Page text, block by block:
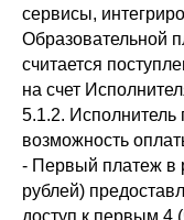
сервисы,
Образовательной
считается
на счет
5.1.2. Исполнитель
возможность
- Первый платеж в
рублей)
доступ к первым 4